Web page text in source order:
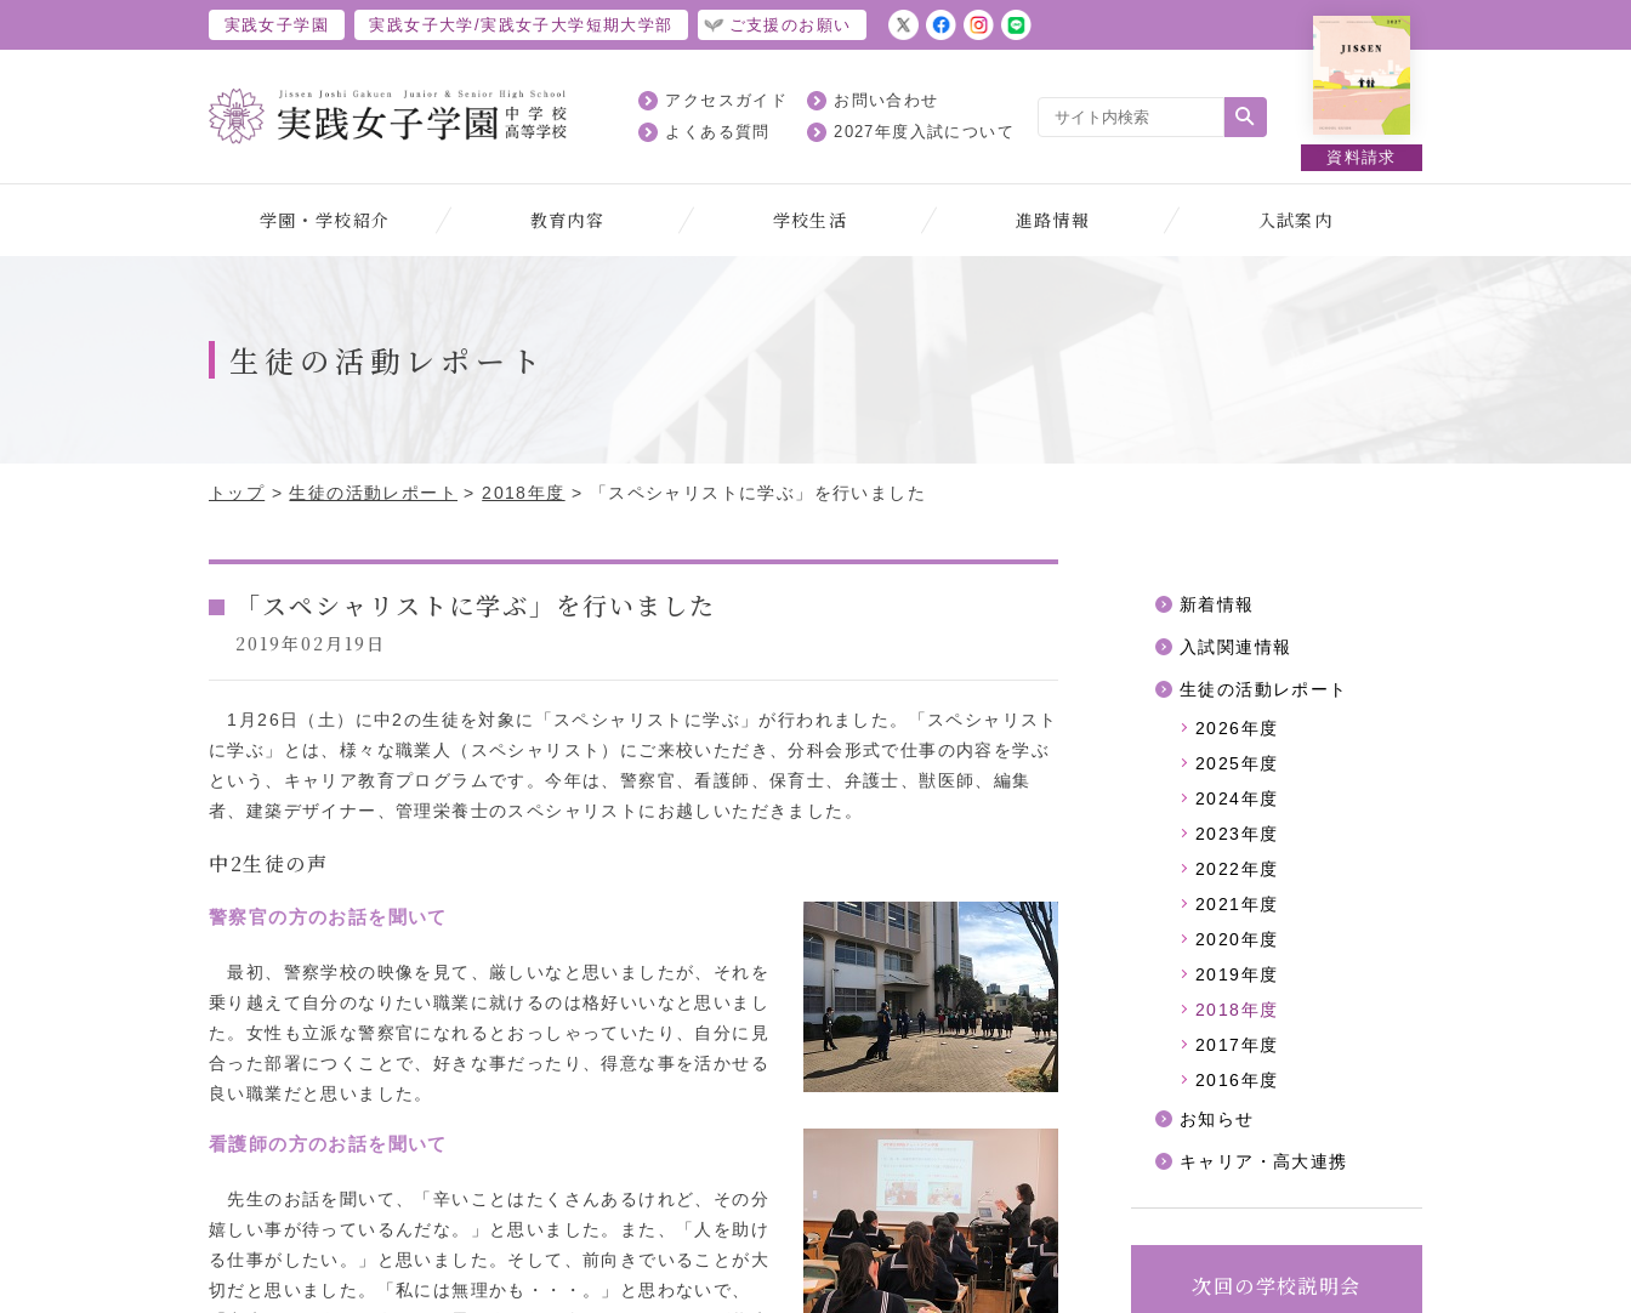
実践女子学園 実践女子大学/実践女子大学短期大学部 ご支援のお願い
アクセスガイド
よくある質問
お問い合わせ
2027年度入試について
資料請求
学園・学校紹介 教育内容 学校生活 進路情報 入試案内
生徒の活動レポート
トップ >生徒の活動レポート > 2018年度 > 「スペシャリストに学ぶ」を行いました
「スペシャリストに学ぶ」を行いました
2019年02月19日
1月26日（土）に中2の生徒を対象に「スペシャリストに学ぶ」が行われました。「スペシャリスト
に学ぶ」とは、様々な職業人（スペシャリスト）にご来校いただき、分科会形式で仕事の内容を学ぶ
という、キャリア教育プログラムです。今年は、警察官、看護師、保育士、弁護士、獣医師、編集
者、建築デザイナー、管理栄養士のスペシャリストにお越しいただきました。
中2生徒の声
警察官の方のお話を聞いて
最初、警察学校の映像を見て、厳しいなと思いましたが、それを
乗り越えて自分のなりたい職業に就けるのは格好いいなと思いまし
た。女性も立派な警察官になれるとおっしゃっていたり、自分に見
合った部署につくことで、好きな事だったり、得意な事を活かせる
良い職業だと思いました。
看護師の方のお話を聞いて
先生のお話を聞いて、「辛いことはたくさんあるけれど、その分
嬉しい事が待っているんだな。」と思いました。また、「人を助け
る仕事がしたい。」と思いました。そして、前向きでいることが大
切だと思いました。「私には無理かも・・・。」と思わないで、
新着情報
入試関連情報
生徒の活動レポート
2026年度
2025年度
2024年度
2023年度
2022年度
2021年度
2020年度
2019年度
2018年度
2017年度
2016年度
お知らせ
キャリア・高大連携
次回の学校説明会